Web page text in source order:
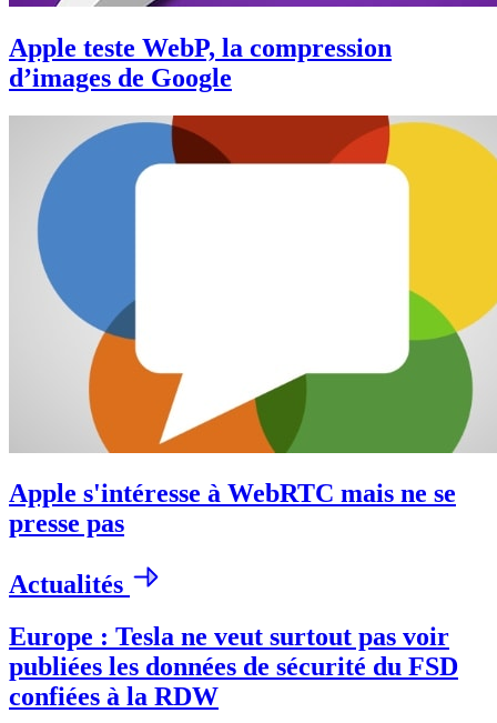
Apple teste WebP, la compression
d’images de Google
Apple s'intéresse à WebRTC mais ne se
presse pas
Actualités
Europe : Tesla ne veut surtout pas voir
publiées les données de sécurité du FSD
confiées à la RDW